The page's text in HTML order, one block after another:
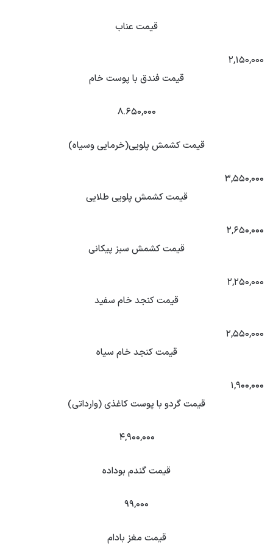
قیمت عناب
۲,۱۵۰,۰۰۰
قیمت فندق با پوست خام
۸.۶۵۰,۰۰۰
قیمت کشمش پلویی(خرمایی وسیاه)
۳,۵۵۰,۰۰۰
قیمت کشمش پلویی طلایی
۲,۶۵۰,۰۰۰
قیمت کشمش سبز پیکانی
۲,۲۵۰,۰۰۰
قیمت کنجد خام سفید
۲,۵۵۰,۰۰۰
قیمت کنجد خام سیاه
۱,۹۰۰,۰۰۰
قیمت گردو با پوست کاغذی (وارداتی)
۴,۹۰۰,۰۰۰
قیمت گندم بوداده
۹۹,۰۰۰
قیمت مغز بادام